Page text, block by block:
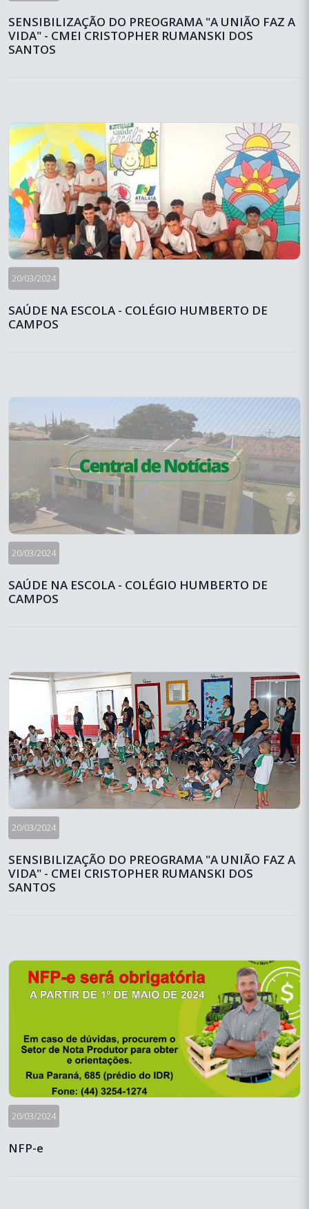
SENSIBILIZAÇÃO DO PREOGRAMA "A UNIÃO FAZ A
VIDA" - CMEI CRISTOPHER RUMANSKI DOS
SANTOS
20/03/2024
SAÚDE NA ESCOLA - COLÉGIO HUMBERTO DE
CAMPOS
20/03/2024
SAÚDE NA ESCOLA - COLÉGIO HUMBERTO DE
CAMPOS
20/03/2024
SENSIBILIZAÇÃO DO PREOGRAMA "A UNIÃO FAZ A
VIDA" - CMEI CRISTOPHER RUMANSKI DOS
SANTOS
20/03/2024
NFP-e